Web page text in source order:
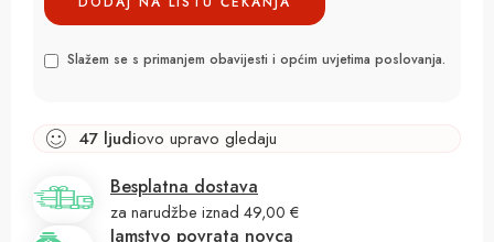
Slažem se s primanjem obavijesti i općim uvjetima poslovanja.
47 ljudiovo upravo gledaju
Besplatna dostava
za narudžbe iznad 49,00 €
Jamstvo povrata novca